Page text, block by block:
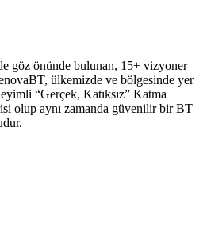
göz önünde bulunan, 15+ vizyoner
ülkemizde ve bölgesinde yer
“Gerçek, Katıksız” Katma
olup aynı zamanda güvenilir bir BT